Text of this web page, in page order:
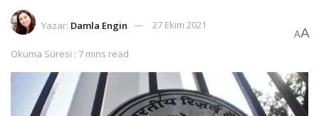
Yazar: Damla Engin 27 Ekim 2021
Okuma Süresi : 7 mins read
AA